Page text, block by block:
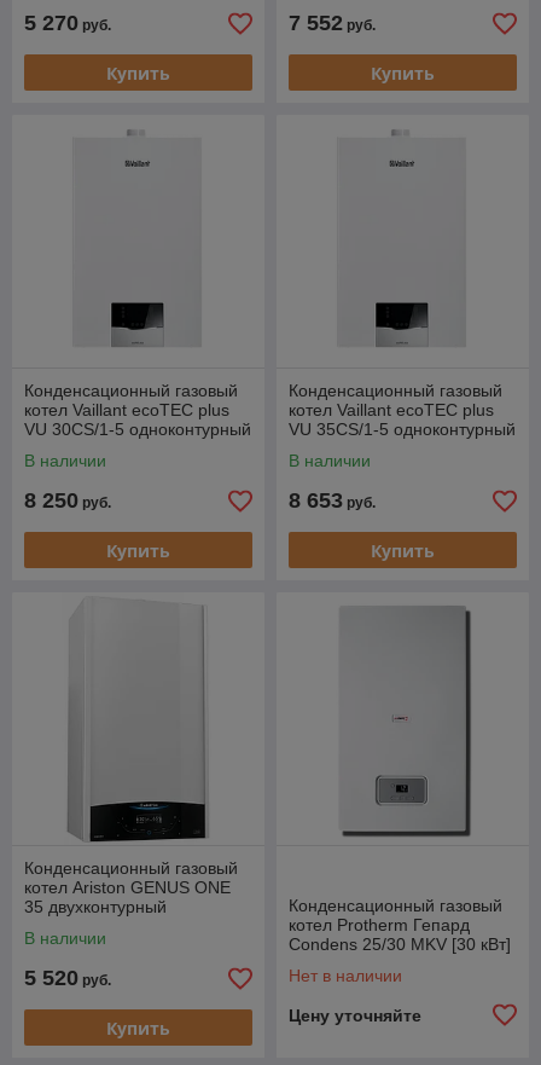
5 270 руб.
Купить
7 552 руб.
Купить
Конденсационный газовый
котел Vaillant ecoTEC plus
VU 30CS/1-5 одноконтурный
В наличии
8 250 руб.
Купить
Конденсационный газовый
котел Vaillant ecoTEC plus
VU 35CS/1-5 одноконтурный
В наличии
8 653 руб.
Купить
Конденсационный газовый
котел Ariston GENUS ONE
35 двухконтурный
В наличии
5 520 руб.
Купить
Конденсационный газовый
котел Protherm Гепард
Condens 25/30 MKV [30 кВт]
Нет в наличии
Цену уточняйте